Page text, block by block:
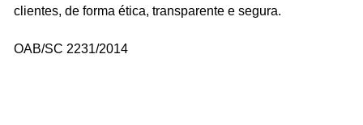
clientes, de forma ética, transparente e segura.
OAB/SC 2231/2014